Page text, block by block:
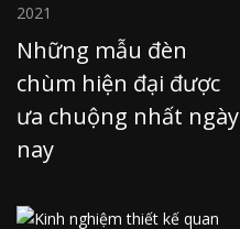
2021
Những mẫu đèn
chùm hiện đại được
ưa chuộng nhất ngày
nay